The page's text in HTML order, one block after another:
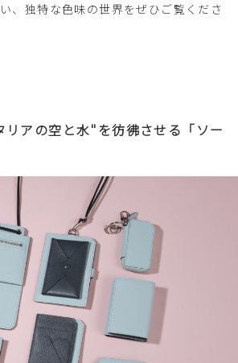
、独特な色味の世界をぜひご覧くださ
リアの空と水"を彷彿させる「ソー